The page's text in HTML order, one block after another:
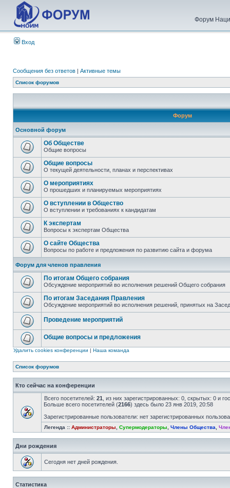
Форум
Вход
Сообщения без ответов | Активные темы
Список форумов
Форум
Основной форум
Об Обществе
Общие вопросы
Общие вопросы
О текущей деятельности, планах и перспективах
О мероприятиях
О прошедших и планируемых мероприятиях
О вступлении в Общество
О вступлении и требованиях к кандидатам
К экспертам
Вопросы к экспертам Общества
О сайте Общества
Вопросы по работе и предложения по развитию сайта и форума
Форум для членов правления
По итогам Общего собрания
Обсуждение мероприятий во исполнения решений Общего собрания
По итогам Заседания Правления
Обсуждение мероприятий во исполнения решений, принятых на
Проведение мероприятий
Общие вопросы и предложения
Удалить cookies конференции | Наша команда
Список форумов
Кто сейчас на конференции
Всего посетителей: 21 , из них зарегистрированных: 0, скрытых: 0 и
Больше всего посетителей (2166) здесь было 23 янв 2019, 20:58
Зарегистрированные пользователи: нет зарегистрированных
Легенда :: Администраторы Супермодераторы Члены Общества
Дни рождения
Сегодня нет дней рождения.
Статистика